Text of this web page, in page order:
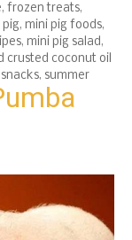
, frozen treats,
pig, mini pig foods,
, mini pig salad ,
crusted coconut oil
, summer